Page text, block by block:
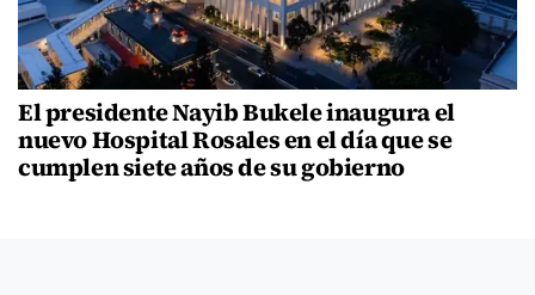
El presidente Nayib Bukele inaugura el
nuevo Hospital Rosales en el día que se
cumplen siete años de su gobierno